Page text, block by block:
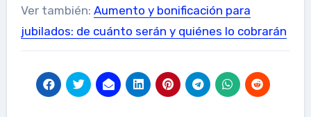
Ver también: Aumento y bonificación para
jubilados: de cuánto serán y quiénes lo cobrarán